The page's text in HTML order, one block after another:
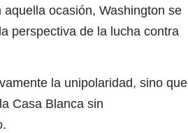
ocasión, Washington se
perspectiva de la lucha contra
la unipolaridad, sino que
Casa Blanca sin